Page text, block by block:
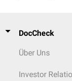
DocCheck
Über Uns
Investor